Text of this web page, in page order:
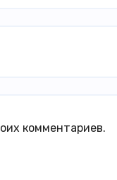
комментариев.